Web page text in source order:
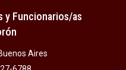
y Funcionarios/as
Aires